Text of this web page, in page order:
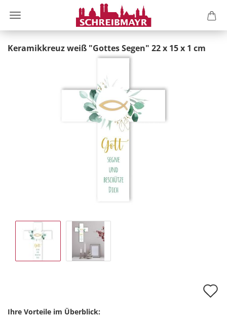
Keramikkreuz weiß "Gottes Segen" 22 x 15 x 1 cm
Ihre Vorteile im Überblick: